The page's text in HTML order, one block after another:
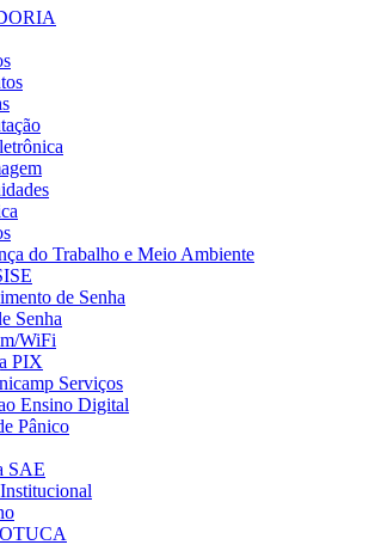
do Trabalho e Meio Ambiente
de Senha
Senha
WiFi
PIX
Serviços
Ensino Digital
Pânico
SAE